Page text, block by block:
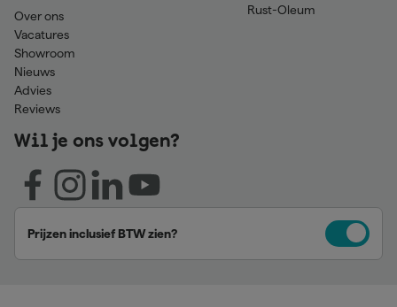
Over ons
Vacatures
Showroom
Nieuws
Advies
Reviews
Rust-Oleum
Wil je ons volgen?
Prijzen inclusief BTW zien?